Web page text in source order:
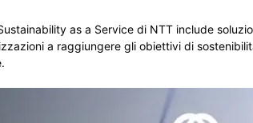
as a Service di NTT include
a raggiungere gli obiettivi di